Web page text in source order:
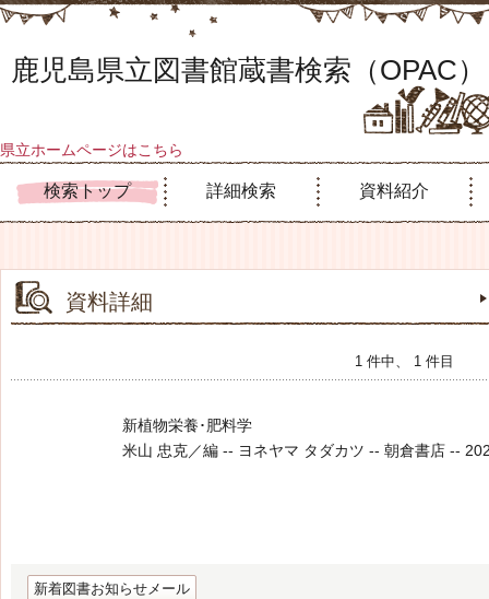
鹿児島県立図書館蔵書検索（OPAC）
県立ホームページはこちら
検索トップ 詳細検索 資料紹介
資料詳細
1 件中、 1 件目
新植物栄養･肥料学
米山 忠克／編 -- ヨネヤマ タダカツ -- 朝倉書店 --
新着図書お知らせメール